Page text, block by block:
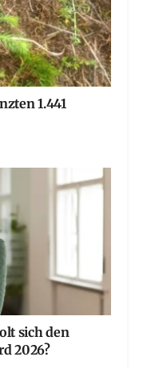
1.441
sich den
2026?